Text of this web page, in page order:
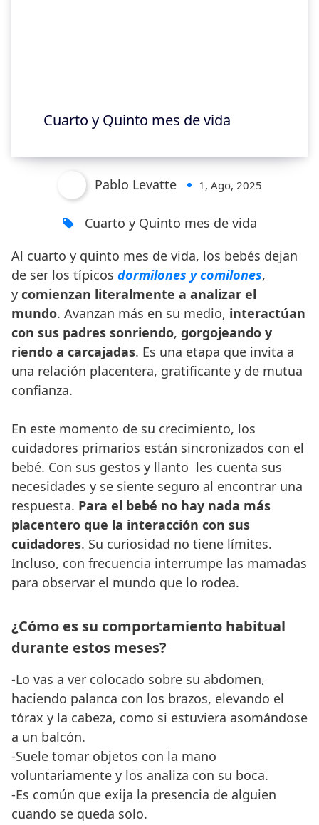
Cuarto y Quinto mes de vida
Pablo Levatte 1, Ago, 2025
Cuarto y Quinto mes de vida
Al cuarto y quinto mes de vida, los bebés dejan
de ser los típicos dormilones y comilones,
y comienzan literalmente a analizar el
mundo. Avanzan más en su medio, interactúan
con sus padres sonriendo, gorgojeando y
riendo a carcajadas. Es una etapa que invita a
una relación placentera, gratificante y de mutua
confianza.
En este momento de su crecimiento, los
cuidadores primarios están sincronizados con el
bebé. Con sus gestos y llanto les cuenta sus
necesidades y se siente seguro al encontrar una
respuesta. Para el bebé no hay nada más
placentero que la interacción con sus
cuidadores. Su curiosidad no tiene límites.
Incluso, con frecuencia interrumpe las mamadas
para observar el mundo que lo rodea.
¿Cómo es su comportamiento habitual
durante estos meses?
-Lo vas a ver colocado sobre su abdomen,
haciendo palanca con los brazos, elevando el
tórax y la cabeza, como si estuviera asomándose
a un balcón.
-Suele tomar objetos con la mano
voluntariamente y los analiza con su boca.
-Es común que exija la presencia de alguien
cuando se queda solo.